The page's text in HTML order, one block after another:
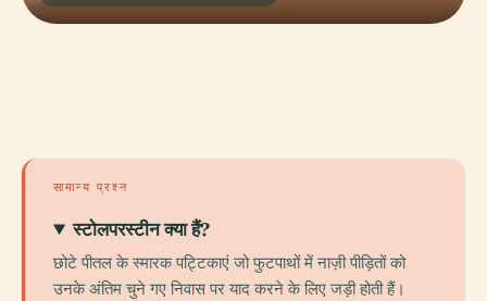
सामान्य प्रश्न
स्टोलपरस्टीन क्या हैं?
छोटे पीतल के स्मारक पट्टिकाएं जो फुटपाथों में नाज़ी पीड़ितों को
उनके अंतिम चुने गए निवास पर याद करने के लिए जड़ी होती हैं।